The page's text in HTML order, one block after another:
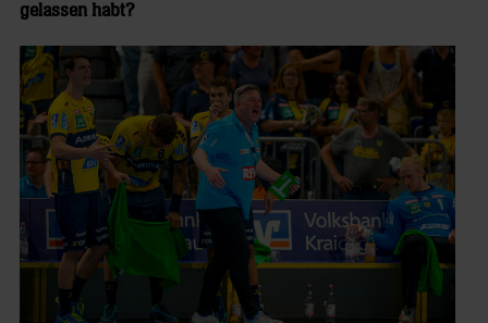
gelassen habt?